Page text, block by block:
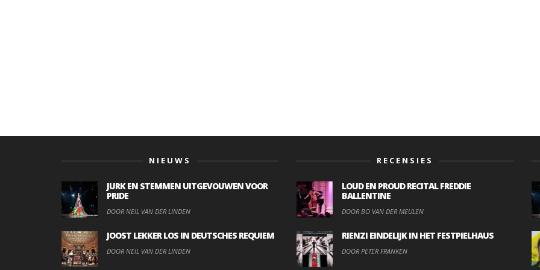
NIEUWS
JURK EN STEMMEN UITGEVOUWEN VOOR
PRIDE
DOOR NEIL VAN DER LINDEN
JOOST LEKKER LOS IN DEUTSCHES REQUIEM
DOOR NEIL VAN DER LINDEN
RECENSIES
LOUD EN PROUD RECITAL FREDDIE
BALLENTINE
DOOR BO VAN DER MEULEN
RIENZI EINDELIJK IN HET FESTPIELHAUS
DOOR PETER FRANKEN